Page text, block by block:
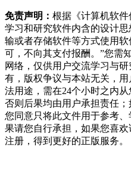
免责声明： 根据《计算机软
学习和研究软件内含的设计
输或者存储软件等方式使用
可，不向其支付报酬。”您需
网络，仅供用户交流学习与
有，版权争议与本站无关，
法用途，需在24个小时之内
否则后果均由用户承担责任
您同意只将此文件用于参考
果请您自行承担，如果您喜
注册，得到更好的正版服务。